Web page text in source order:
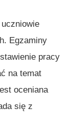
Egzaminy
pracy
na temat
oceniana
się z